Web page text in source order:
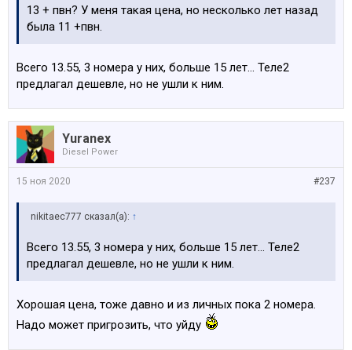
13 + пвн? У меня такая цена, но несколько лет назад
была 11 +пвн.
Всего 13.55, 3 номера у них, больше 15 лет... Теле2
предлагал дешевле, но не ушли к ним.
Yuranex
Diesel Power
#237
15 ноя 2020
nikitaec777 сказал(а): ↑
Всего 13.55, 3 номера у них, больше 15 лет... Теле2
предлагал дешевле, но не ушли к ним.
Хорошая цена, тоже давно и из личных пока 2 номера.
Надо может пригрозить, что уйду